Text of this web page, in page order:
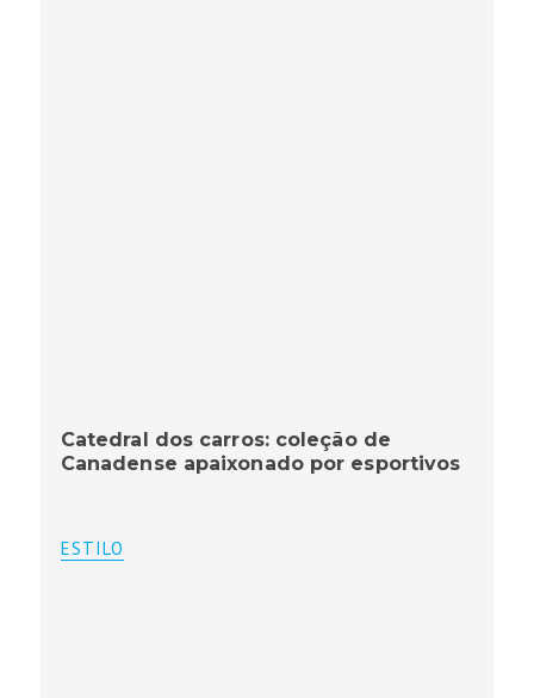
Catedral dos carros: coleção de
Canadense apaixonado por esportivos
ESTILO